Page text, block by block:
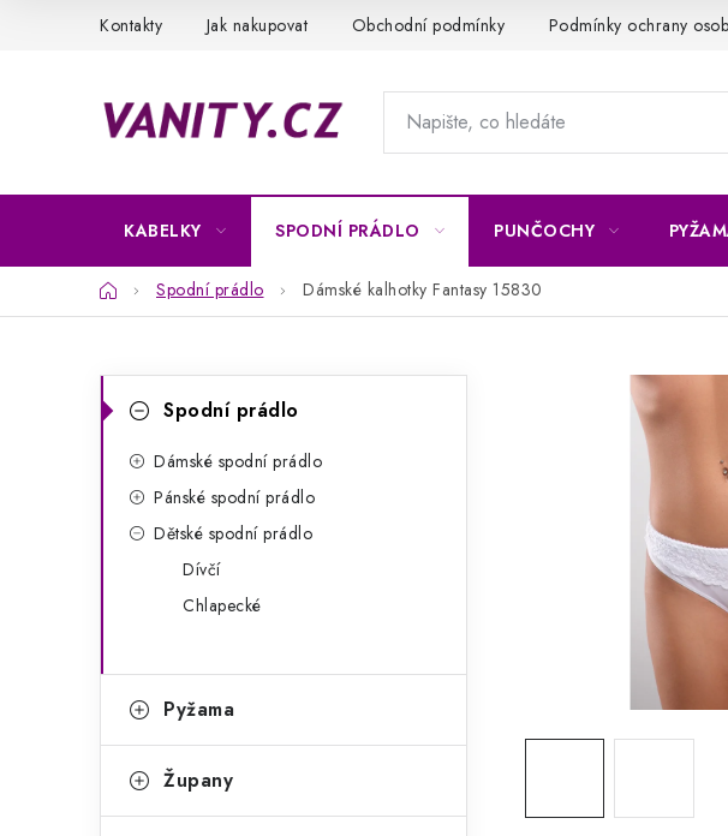
Kontakty Jak nakupovat Obchodní podmínky Podmínky ochrany
KABELKY SPODNÍ PRÁDLO PUNČOCHY
DomůSpodní prádlo Dámské kalhotky Fantasy 15830
P
n
í
p
kategorie
K
a
i
Spodní prádlo
Dámské spodní prádlo
Pánské spodní prádlo
Dětské spodní prádlo
Dívčí
Chlapecké
Pyžama
Župany